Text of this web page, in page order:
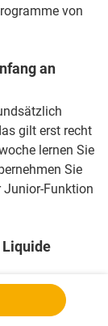
von
an
gilt erst recht
lernen Sie
Sie
Junior-Funktion
unserem
gezielt und